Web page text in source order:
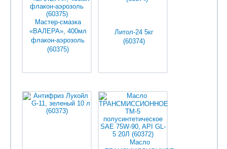
Мастер-смазка
«ВАЛЕРА», 400мл
флакон-аэрозоль
(60375)
менеджеров
Литол-24 5кг
(60374)
менеджеров
Масло